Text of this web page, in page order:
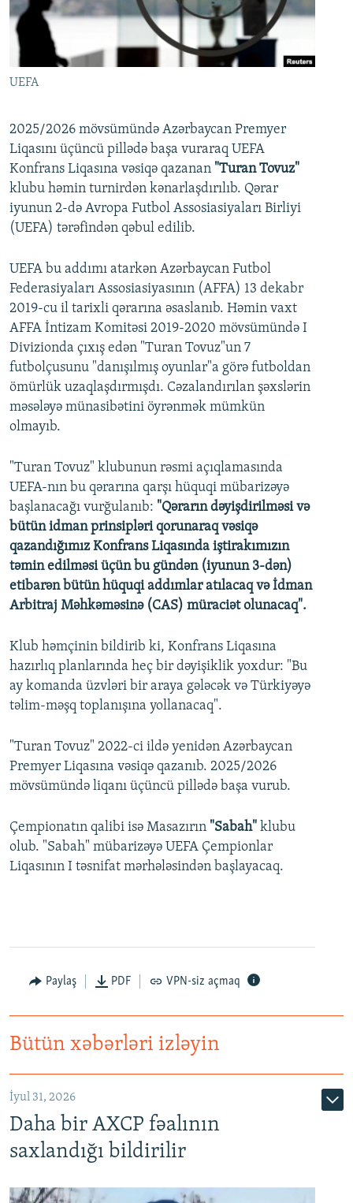
İNFOQRAFIKA
KARIKATURA
AZƏRBAYCAN ƏDƏBIYYATI KITABXANASI
İSLAM VƏ DEMOKRATIYA
MISSIYAMIZ
PEŞƏ ETIKASI VƏ JURNALISTIKA STANDARTLARIMIZ
BIZIMLƏ ƏLAQƏ
XƏBƏR BÜLLETENLƏRIMIZ
BIZI IZLƏ
UEFA
2025/2026 mövsümündə Azərbaycan Premyer
Liqasını üçüncü pillədə başa vuraraq UEFA
Konfrans Liqasına vəsiqə qazanan "Turan Tovuz"
klubu həmin turnirdən kənarlaşdırılıb. Qərar
iyunun 2-də Avropa Futbol Assosiasiyaları Birliyi
(UEFA) tərəfindən qəbul edilib.
UEFA bu addımı atarkən Azərbaycan Futbol
Federasiyaları Assosiasiyasının (AFFA) 13 dekabr
2019-cu il tarixli qərarına əsaslanıb. Həmin vaxt
AFFA İntizam Komitəsi 2019-2020 mövsümündə I
Divizionda çıxış edən "Turan Tovuz"un 7
futbolçusunu "danışılmış oyunlar"a görə futboldan
ömürlük uzaqlaşdırmışdı. Cəzalandırılan şəxslərin
məsələyə münasibətini öyrənmək mümkün
olmayıb.
"Turan Tovuz" klubunun rəsmi açıqlamasında
UEFA-nın bu qərarına qarşı hüquqi mübarizəyə
başlanacağı vurğulanıb: "Qərarın dəyişdirilməsi və
bütün idman prinsipləri qorunaraq vəsiqə
qazandığımız Konfrans Liqasında iştirakımızın
təmin edilməsi üçün bu gündən (iyunun 3-dən)
etibarən bütün hüquqi addımlar atılacaq və İdman
Arbitraj Məhkəməsinə (CAS) müraciət olunacaq".
Klub həmçinin bildirib ki, Konfrans Liqasına
hazırlıq planlarında heç bir dəyişiklik yoxdur: "Bu
ay komanda üzvləri bir araya gələcək və Türkiyəyə
təlim-məşq toplanışına yollanacaq".
"Turan Tovuz" 2022-ci ildə yenidən Azərbaycan
Premyer Liqasına vəsiqə qazanıb. 2025/2026
mövsümündə liqanı üçüncü pillədə başa vurub.
Çempionatın qalibi isə Masazırın "Sabah" klubu
olub. "Sabah" mübarizəyə UEFA Çempionlar
Liqasının I təsnifat mərhələsindən başlayacaq.
Paylaş PDF VPN-siz açmaq
Bütün xəbərləri izləyin
İyul 31, 2026
Daha bir AXCP fəalının
saxlandığı bildirilir